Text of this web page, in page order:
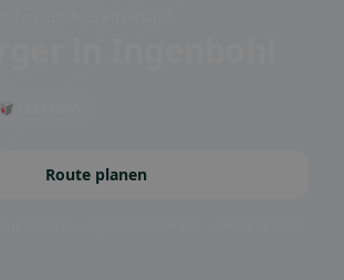
🥡 Takeaway
Route planen